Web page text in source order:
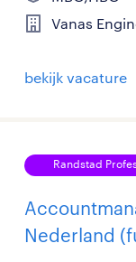
Vanas
bekijk vacature
Randstad
Nederland